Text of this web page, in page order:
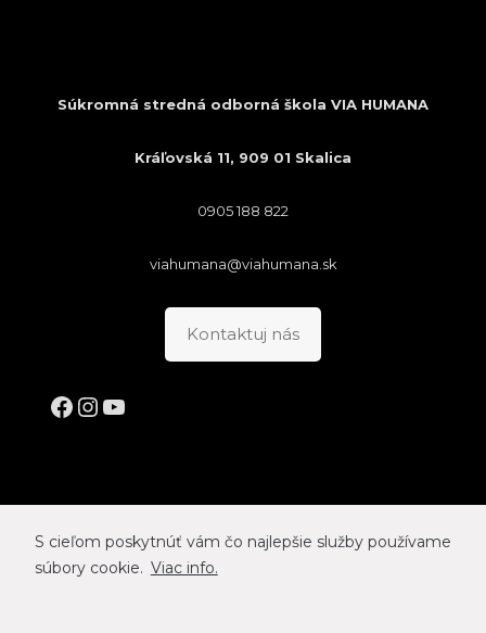
S cieľom poskytnúť vám čo najlepšie služby používame
súbory cookie. Viac info.
Súkromná stredná odborná škola VIA HUMANA
Kráľovská 11, 909 01 Skalica
0905 188 822
viahumana@viahumana.sk
Kontaktuj nás
Facebook
Instagram
YouTube